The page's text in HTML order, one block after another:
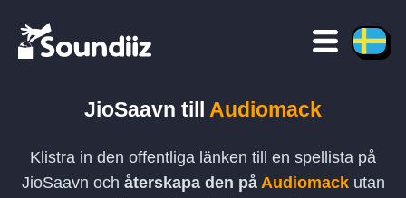
JioSaavn till Audiomack
Klistra in den offentliga länken till en spellista på
JioSaavn och återskapa den på Audiomackutan